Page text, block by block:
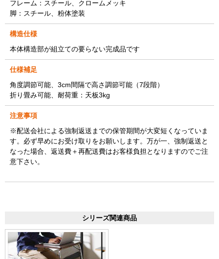
フレーム：スチール、クロームメッキ
脚：スチール、粉体塗装
構造仕様
本体構造部が組立ての要らない完成品です
仕様補足
角度調節可能、3cm間隔で高さ調節可能（7段階）
折り畳み可能、耐荷重：天板3kg
注意事項
※配送会社による強制返送までの保管期間が大変短くなっていま
す。必ず早めにお受け取りをお願いします。万が一、強制返送と
なった場合、返送費＋再配送費はお客様負担となりますのでご注
意下さい。
シリーズ関連商品